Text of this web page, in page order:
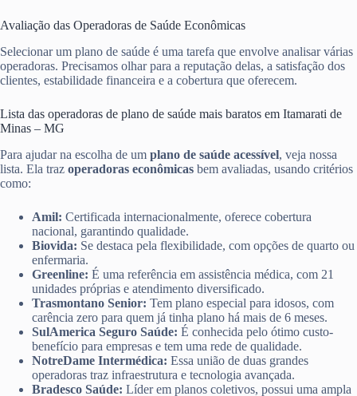
Avaliação das Operadoras de Saúde Econômicas
Selecionar um plano de saúde é uma tarefa que envolve analisar várias
operadoras. Precisamos olhar para a reputação delas, a satisfação dos
clientes, estabilidade financeira e a cobertura que oferecem.
Lista das operadoras de plano de saúde mais baratos em Itamarati de
Minas – MG
Para ajudar na escolha de um plano de saúde acessível, veja nossa
lista. Ela traz operadoras econômicas bem avaliadas, usando critérios
como:
Amil: Certificada internacionalmente, oferece cobertura
nacional, garantindo qualidade.
Biovida: Se destaca pela flexibilidade, com opções de quarto ou
enfermaria.
Greenline: É uma referência em assistência médica, com 21
unidades próprias e atendimento diversificado.
Trasmontano Senior: Tem plano especial para idosos, com
carência zero para quem já tinha plano há mais de 6 meses.
SulAmerica Seguro Saúde: É conhecida pelo ótimo custo-
benefício para empresas e tem uma rede de qualidade.
NotreDame Intermédica: Essa união de duas grandes
operadoras traz infraestrutura e tecnologia avançada.
Bradesco Saúde: Líder em planos coletivos, possui uma ampla